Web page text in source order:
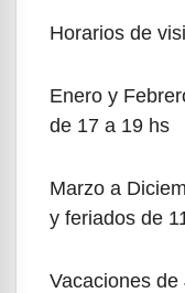
Horarios de
Enero y
de 17 a 19 hs
Marzo a
y feriados de
Vacaciones